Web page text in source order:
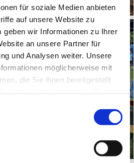
für soziale Medien anbieten
auf unsere Website zu
geben wir Informationen zu Ihrer
an unsere Partner für
und Analysen weiter. Unsere
möglicherweise mit
die Sie ihnen bereitgestellt